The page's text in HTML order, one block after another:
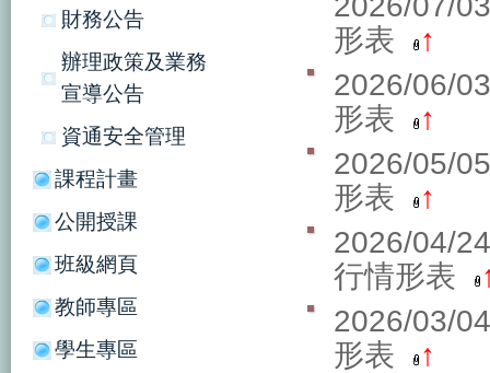
財務公告
辦理政策及業務
宣導公告
資通安全管理
課程計畫
公開授課
班級網頁
教師專區
學生專區
形表
↑
2026/06/
形表
↑
2026/05/
形表
↑
2026/04/
行情形表
2026/03/
形表
↑